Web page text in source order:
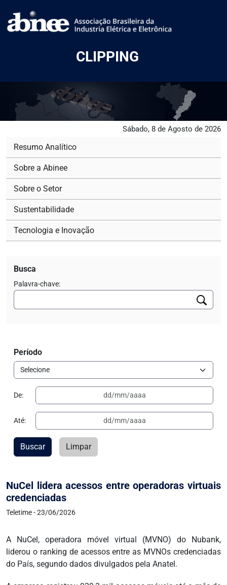
CLIPPING
Sábado, 8 de Agosto de 2026
NuCel lidera acessos entre operadoras virtuais
credenciadas
Teletime - 23/06/2026
A NuCel, operadora móvel virtual (MVNO) do Nubank,
liderou o ranking de acessos entre as MVNOs credenciadas
do País, segundo dados divulgados pela Anatel.
Resumo Analítico
Sobre a Abinee
Sobre o Setor
Sustentabilidade
Tecnologia e Inovação
Busca
Palavra-chave:
Período
De:
Até:
Buscar Limpar